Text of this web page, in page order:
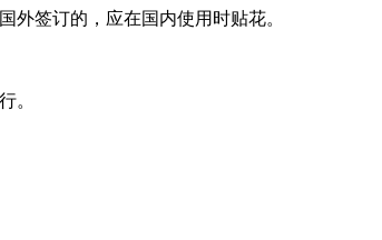
签订的，应在国内使用时贴花。
。